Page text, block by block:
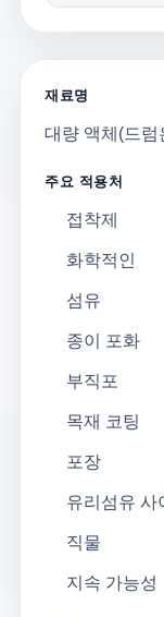
재료명
대량 액체(드럼
주요 적용처
접착제
화학적인
섬유
종이 포화
부직포
목재 코팅
포장
유리섬유 사
직물
지속 가능성